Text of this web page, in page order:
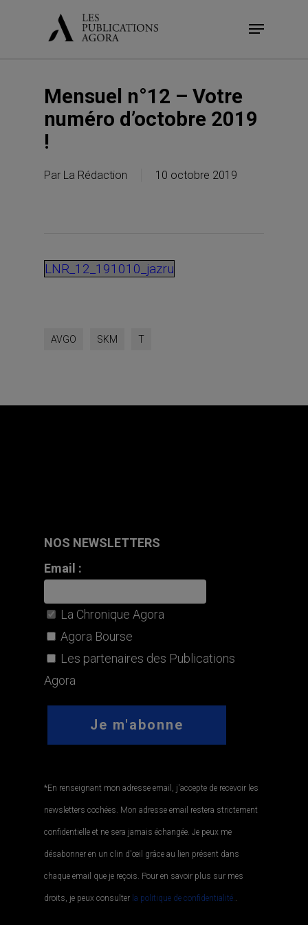
Menu
Mensuel n°12 – Votre
numéro d’octobre 2019
!
Par La Rédaction 10 octobre 2019
LNR_12_191010_jazru
AVGO SKM T
NOS NEWSLETTERS
Email :
La Chronique Agora
Agora Bourse
Les partenaires des Publications
Agora
*En renseignant mon adresse email, j'accepte de recevoir les
newsletters cochées. Mon adresse email restera strictement
confidentielle et ne sera jamais échangée. Je peux me
désabonner en un clin d'œil grâce au lien présent dans
chaque email que je reçois. Pour en savoir plus sur mes
droits, je peux consulter la politique de confidentialité..